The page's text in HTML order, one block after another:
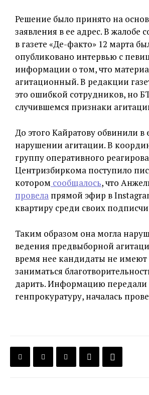
Решение было принято на
заявления в ее адрес. В жалобе
в газете «Де-факто» 12 марта
опубликовано интервью с
информации о том, что
агитационный. В редакции
это ошибкой сотрудников, но
случившемся признаки
До этого Кайратову обвинили
нарушении агитации. В
группу оперативного
Центризбиркома поступило
котором сообщалось, что
провела прямой эфир в
квартиру среди своих
Таким образом она могла
ведения предвыборной
время нее кандидаты не имеют
заниматься
дарить. Информацию
генпрокуратуру, началась